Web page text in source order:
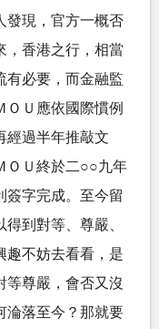
發現，官方一概否
，香港之行，相當
有必要，而金融監
ＯＵ應依國際慣例
經過半年推敲文
ＯＵ終於二○○九年
簽字完成。至今留
到對等、尊嚴、
趣不妨去看看，是
等尊嚴，會否又沒
淪落至今？那就要